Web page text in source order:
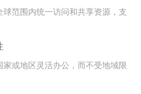
球范围内统一访问和共享资源，支
家或地区灵活办公，而不受地域限